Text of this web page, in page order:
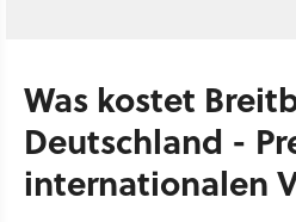
Was kostet
Deutschland -
internationalen